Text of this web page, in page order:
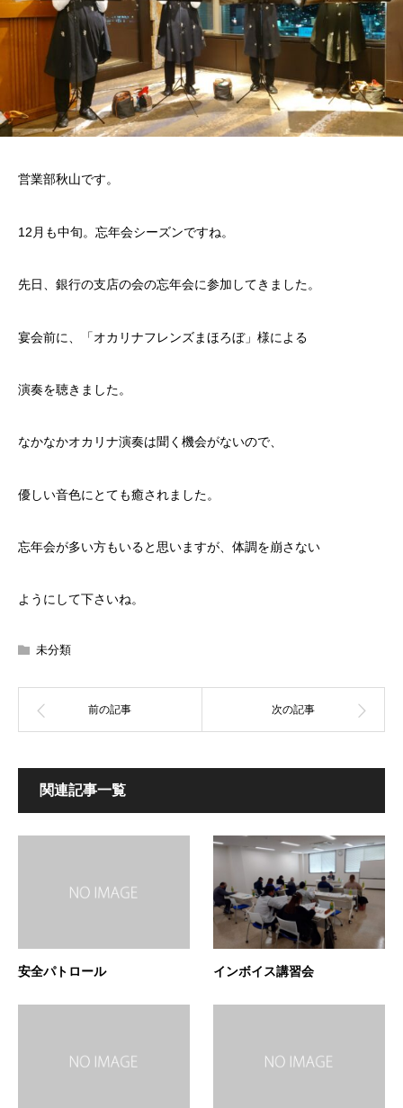
営業部秋山です。
12月も中旬。忘年会シーズンですね。
先日、銀行の支店の会の忘年会に参加してきました。
宴会前に、「オカリナフレンズまほろぼ」様による
演奏を聴きました。
なかなかオカリナ演奏は聞く機会がないので、
優しい音色にとても癒されました。
忘年会が多い方もいると思いますが、体調を崩さない
ようにして下さいね。
未分類
関連記事一覧
安全パトロール インボイス講習会